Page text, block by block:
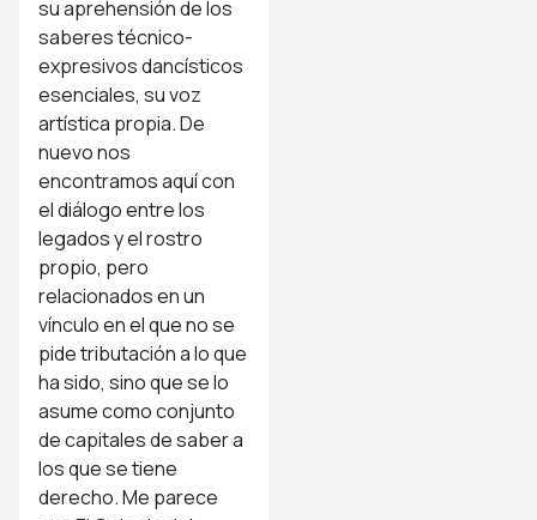
su aprehensión de los
saberes técnico-
expresivos dancísticos
esenciales, su voz
artística propia. De
nuevo nos
encontramos aquí con
el diálogo entre los
legados y el rostro
propio, pero
relacionados en un
vínculo en el que no se
pide tributación a lo que
ha sido, sino que se lo
asume como conjunto
de capitales de saber a
los que se tiene
derecho. Me parece